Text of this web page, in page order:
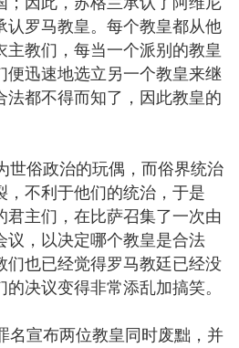
认罗马教皇。每个教皇都从他
主教们，每当一个派别的教皇
便迅速地选立另一个教皇来继
法都不得而知了，因此教皇的
俗政治的玩偶，而俗界统治
，不利于他们的统治，于是
君主们，在比萨召集了一次由
议，以决定哪个教皇是合法
们也已经觉得罗马教廷已经没
决议变得非常添乱加搞笑。
宣布两位教皇同时废黜，并